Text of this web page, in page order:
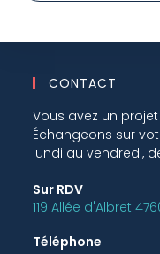
CONTACT
Vous avez un
Échangeons sur
lundi au vendredi,
Sur RDV
119 Allée d'Albret
Téléphone